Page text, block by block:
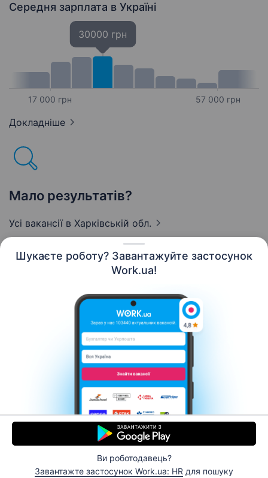
Шукаєте роботу? Завантажуйте застосунок
Work.ua!
Ви роботодавець?
Завантажте застосунок Work.ua: HR для пошуку
Середня зарплата в Україні
17 000 грн
30000 грн
57 000 грн
Докладніше
Мало результатів?
Усі вакансії в Харківській обл.
Контакти Про нас
Кар’єра
Допомога Умови використання
© 2006–2026 Work.ua. Сервіс пошуку роботи №1 в